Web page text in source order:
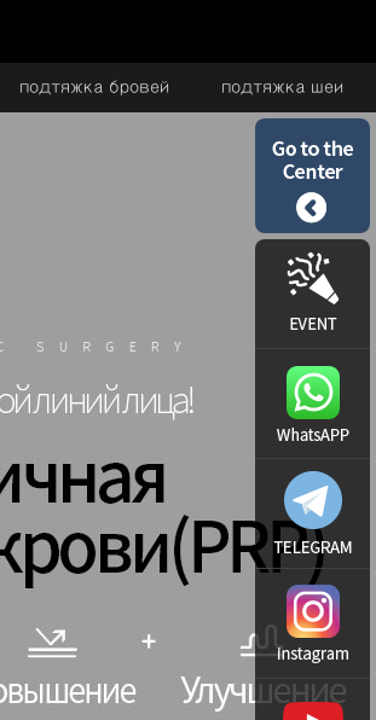
подтяжка бровей подтяжка шеи